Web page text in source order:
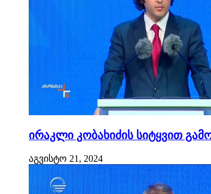
ირაკლი კობახიძის სიტყვით
აგვისტო 21, 2024